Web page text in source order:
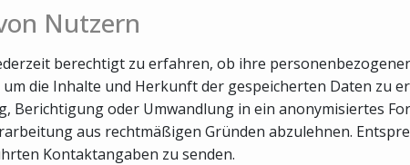
Nutzern
berechtigt zu erfahren, ob ihre
die Inhalte und Herkunft der gespeicherten Daten zu
Berichtigung oder Umwandlung in ein anonymisiertes
aus rechtmäßigen Gründen abzulehnen.
Kontaktangaben zu senden.